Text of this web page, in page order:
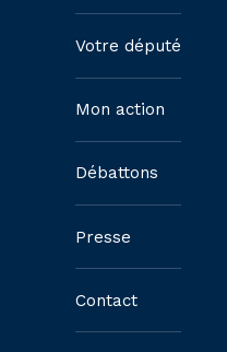
Votre député
Mon action
Débattons
Presse
Contact